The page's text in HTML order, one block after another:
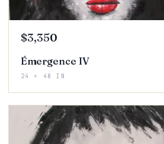
$3,350
Émergence IV
24 × 48 IN